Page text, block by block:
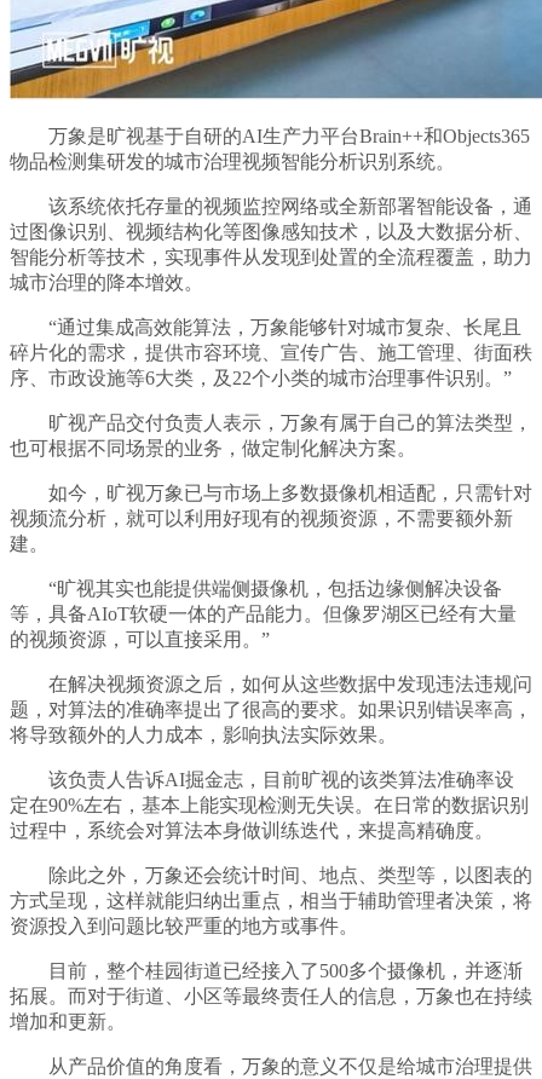
万象是旷视基于自研的AI生产力平台Brain++和Objects365
物品检测集研发的城市治理视频智能分析识别系统。
该系统依托存量的视频监控网络或全新部署智能设备，通
过图像识别、视频结构化等图像感知技术，以及大数据分析、
智能分析等技术，实现事件从发现到处置的全流程覆盖，助力
城市治理的降本增效。
“通过集成高效能算法，万象能够针对城市复杂、长尾且
碎片化的需求，提供市容环境、宣传广告、施工管理、街面秩
序、市政设施等6大类，及22个小类的城市治理事件识别。”
旷视产品交付负责人表示，万象有属于自己的算法类型，
也可根据不同场景的业务，做定制化解决方案。
如今，旷视万象已与市场上多数摄像机相适配，只需针对
视频流分析，就可以利用好现有的视频资源，不需要额外新
建。
“旷视其实也能提供端侧摄像机，包括边缘侧解决设备
等，具备AIoT软硬一体的产品能力。但像罗湖区已经有大量
的视频资源，可以直接采用。”
在解决视频资源之后，如何从这些数据中发现违法违规问
题，对算法的准确率提出了很高的要求。如果识别错误率高，
将导致额外的人力成本，影响执法实际效果。
该负责人告诉AI掘金志，目前旷视的该类算法准确率设
定在90%左右，基本上能实现检测无失误。在日常的数据识别
过程中，系统会对算法本身做训练迭代，来提高精确度。
除此之外，万象还会统计时间、地点、类型等，以图表的
方式呈现，这样就能归纳出重点，相当于辅助管理者决策，将
资源投入到问题比较严重的地方或事件。
目前，整个桂园街道已经接入了500多个摄像机，并逐渐
拓展。而对于街道、小区等最终责任人的信息，万象也在持续
增加和更新。
从产品价值的角度看，万象的意义不仅是给城市治理提供